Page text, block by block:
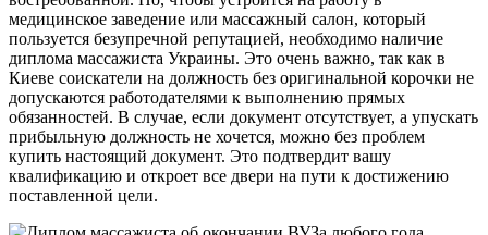
медицинское заведение или массажный салон, который
пользуется безупречной репутацией, необходимо наличие
диплома массажиста Украины. Это очень важно, так как в
Киеве соискатели на должность без оригинальной корочки не
допускаются работодателями к выполнению прямых
обязанностей. В случае, если документ отсутствует, а упускать
прибыльную должность не хочется, можно без проблем
купить настоящий документ. Это подтвердит вашу
квалификацию и откроет все двери на пути к достижению
поставленной цели.